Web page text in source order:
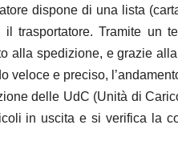
dispone di una lista
trasportatore. Tramite un
alla spedizione, e grazie
veloce e preciso,
delle UdC (Unità di
in uscita e si verifica la